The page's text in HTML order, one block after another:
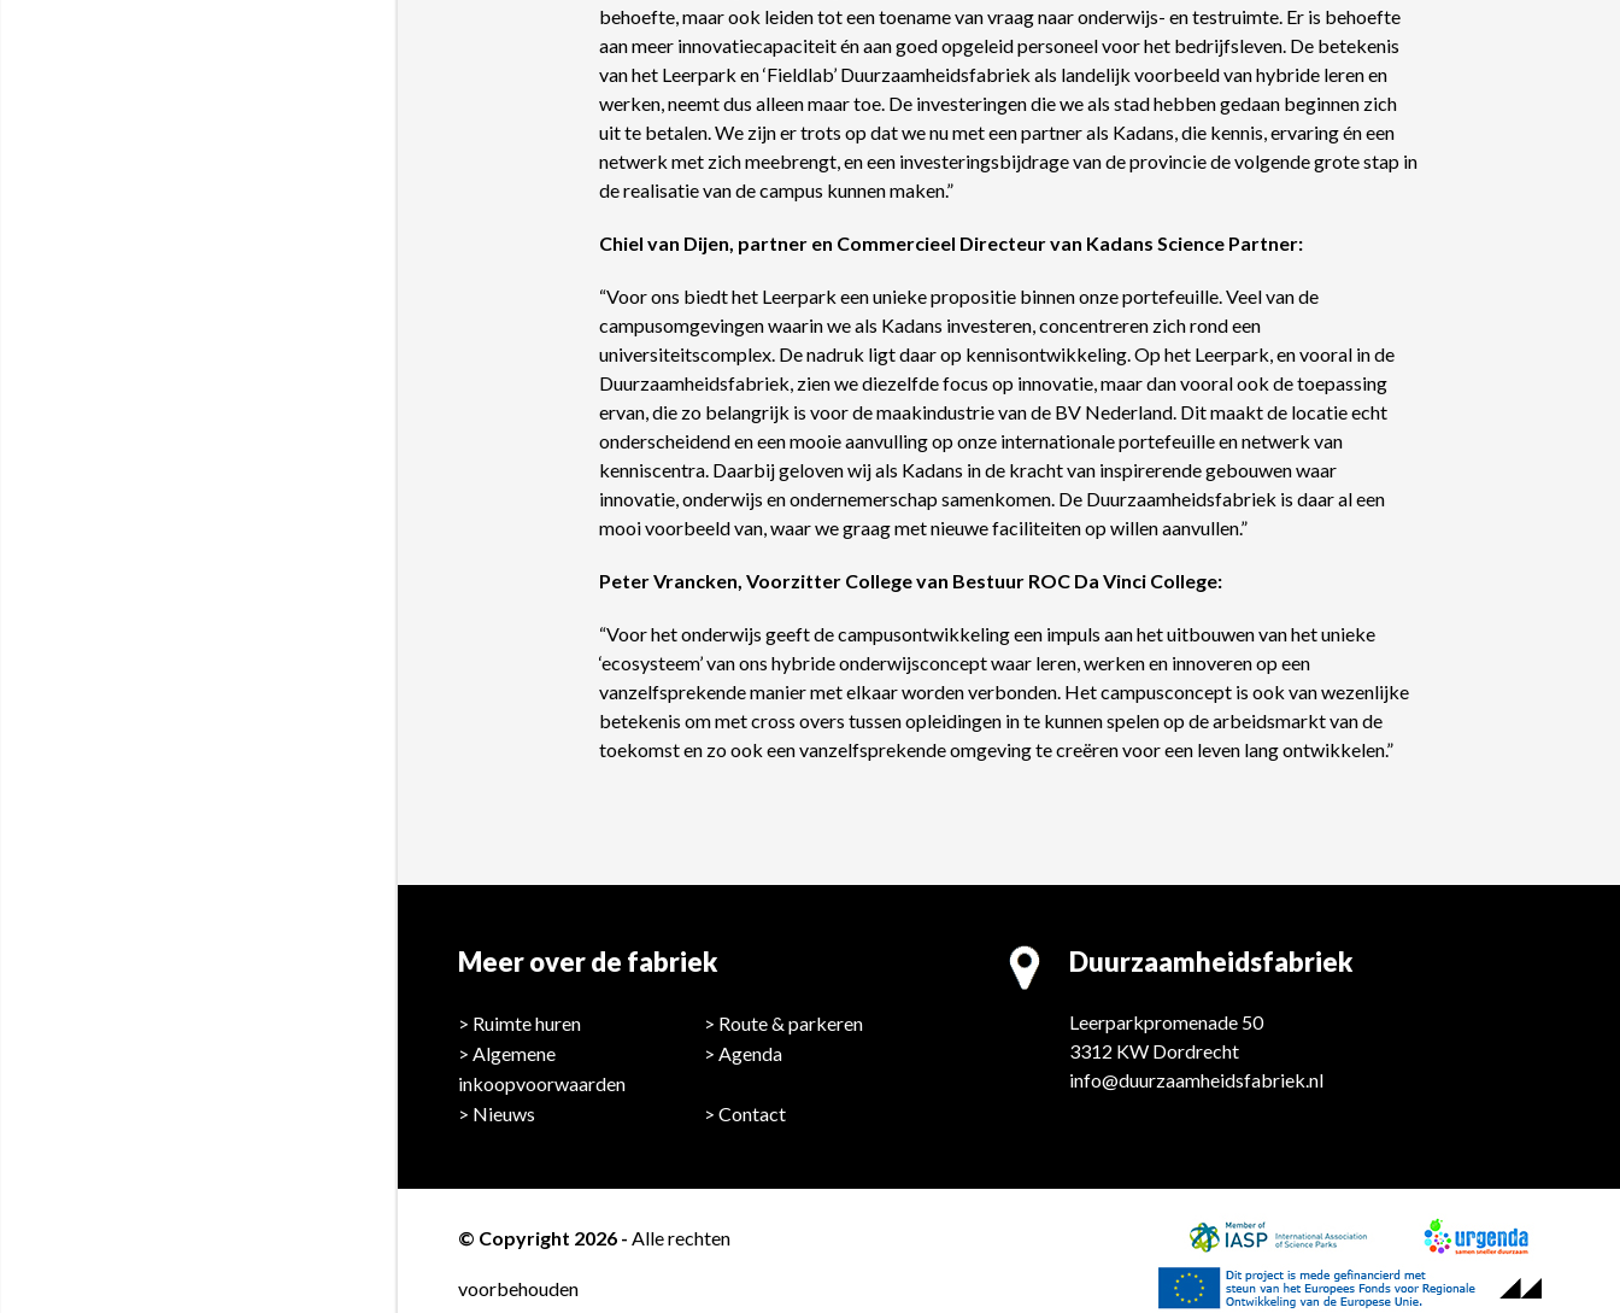
behoefte, maar ook leiden tot een toename van vraag naar onderwijs- en testruimte. Er is behoefte
aan meer innovatiecapaciteit én aan goed opgeleid personeel voor het bedrijfsleven. De betekenis
van het Leerpark en ‘Fieldlab’ Duurzaamheidsfabriek als landelijk voorbeeld van hybride leren en
werken, neemt dus alleen maar toe. De investeringen die we als stad hebben gedaan beginnen zich
uit te betalen. We zijn er trots op dat we nu met een partner als Kadans, die kennis, ervaring én een
netwerk met zich meebrengt, en een investeringsbijdrage van de provincie de volgende grote stap in
de realisatie van de campus kunnen maken.”
Chiel van Dijen, partner en Commercieel Directeur van Kadans Science Partner:
“Voor ons biedt het Leerpark een unieke propositie binnen onze portefeuille. Veel van de
campusomgevingen waarin we als Kadans investeren, concentreren zich rond een
universiteitscomplex. De nadruk ligt daar op kennisontwikkeling. Op het Leerpark, en vooral in de
Duurzaamheidsfabriek, zien we diezelfde focus op innovatie, maar dan vooral ook de toepassing
ervan, die zo belangrijk is voor de maakindustrie van de BV Nederland. Dit maakt de locatie echt
onderscheidend en een mooie aanvulling op onze internationale portefeuille en netwerk van
kenniscentra. Daarbij geloven wij als Kadans in de kracht van inspirerende gebouwen waar
innovatie, onderwijs en ondernemerschap samenkomen. De Duurzaamheidsfabriek is daar al een
mooi voorbeeld van, waar we graag met nieuwe faciliteiten op willen aanvullen.”
Peter Vrancken, Voorzitter College van Bestuur ROC Da Vinci College:
“Voor het onderwijs geeft de campusontwikkeling een impuls aan het uitbouwen van het unieke
‘ecosysteem’ van ons hybride onderwijsconcept waar leren, werken en innoveren op een
vanzelfsprekende manier met elkaar worden verbonden. Het campusconcept is ook van wezenlijke
betekenis om met cross overs tussen opleidingen in te kunnen spelen op de arbeidsmarkt van de
toekomst en zo ook een vanzelfsprekende omgeving te creëren voor een leven lang ontwikkelen.”
Meer over de fabriek
Ruimte huren
Route & parkeren
Algemene
inkoopvoorwaarden
Agenda
Nieuws Contact
Duurzaamheidsfabriek
Leerparkpromenade 50
3312 KW Dordrecht
info@duurzaamheidsfabriek.nl
© Copyright 2026 - Alle rechten
voorbehouden